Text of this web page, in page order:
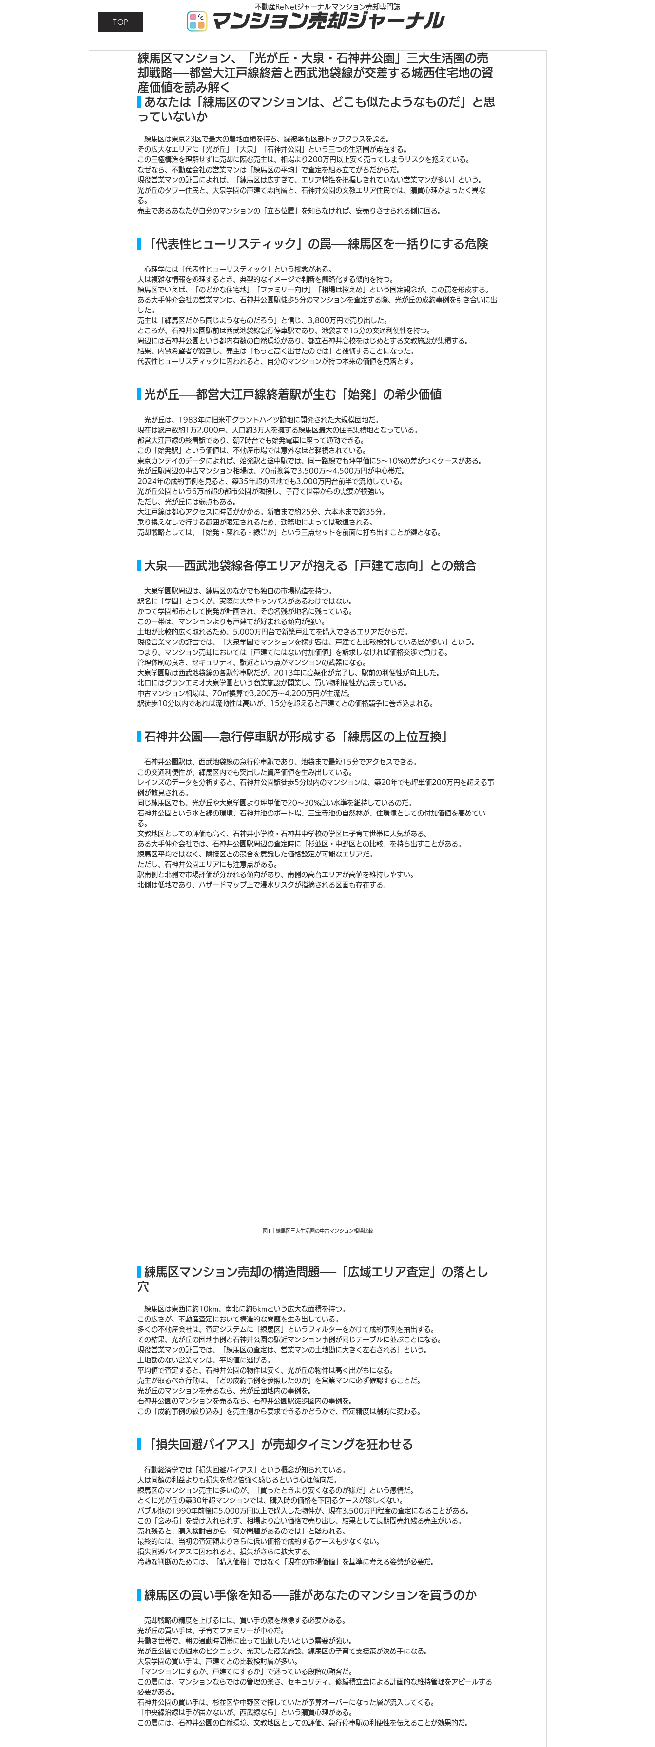
TOP マンション売却ジャーナル
不動産ReNetジャーナル マンション売却専門誌
練馬区マンション、「光が丘・大泉・石神井公園」三大生活圏の売
却戦略──都営大江戸線終着と西武池袋線が交差する城西住宅地の資
産価値を読み解く
あなたは「練馬区のマンションは、どこも似たようなものだ」と思
っていないか
練馬区は東京23区で最大の農地面積を持ち、緑被率も区部トップクラスを誇る。
その広大なエリアに「光が丘」「大泉」「石神井公園」という三つの生活圏が点在する。
この三極構造を理解せずに売却に臨む売主は、相場より200万円以上安く売ってしまうリスクを抱えている。
なぜなら、不動産会社の営業マンは「練馬区の平均」で査定を組み立てがちだからだ。
現役営業マンの証言によれば、「練馬区は広すぎて、エリア特性を把握しきれていない営業マンが多い」という。
光が丘のタワー住民と、大泉学園の戸建て志向層と、石神井公園の文教エリア住民では、購買心理がまったく異な
る。
売主であるあなたが自分のマンションの「立ち位置」を知らなければ、安売りさせられる側に回る。
「代表性ヒューリスティック」の罠──練馬区を一括りにする危険
心理学には「代表性ヒューリスティック」という概念がある。
人は複雑な情報を処理するとき、典型的なイメージで判断を簡略化する傾向を持つ。
練馬区でいえば、「のどかな住宅地」「ファミリー向け」「相場は控えめ」という固定観念が、この罠を形成する。
ある大手仲介会社の営業マンは、石神井公園駅徒歩5分のマンションを査定する際、光が丘の成約事例を引き合いに出
した。
売主は「練馬区だから同じようなものだろう」と信じ、3,800万円で売り出した。
ところが、石神井公園駅前は西武池袋線急行停車駅であり、池袋まで15分の交通利便性を持つ。
周辺には石神井公園という都内有数の自然環境があり、都立石神井高校をはじめとする文教施設が集積する。
結果、内覧希望者が殺到し、売主は「もっと高く出せたのでは」と後悔することになった。
代表性ヒューリスティックに囚われると、自分のマンションが持つ本来の価値を見落とす。
光が丘──都営大江戸線終着駅が生む「始発」の希少価値
光が丘は、1983年に旧米軍グラントハイツ跡地に開発された大規模団地だ。
現在は総戸数約1万2,000戸、人口約3万人を擁する練馬区最大の住宅集積地となっている。
都営大江戸線の終着駅であり、朝7時台でも始発電車に座って通勤できる。
この「始発駅」という価値は、不動産市場では意外なほど軽視されている。
東京カンテイのデータによれば、始発駅と途中駅では、同一路線でも坪単価に5〜10%の差がつくケースがある。
光が丘駅周辺の中古マンション相場は、70㎡換算で3,500万〜4,500万円が中心帯だ。
2024年の成約事例を見ると、築35年超の団地でも3,000万円台前半で流動している。
光が丘公園という6万㎡超の都市公園が隣接し、子育て世帯からの需要が根強い。
ただし、光が丘には弱点もある。
大江戸線は都心アクセスに時間がかかる。新宿まで約25分、六本木まで約35分。
乗り換えなしで行ける範囲が限定されるため、勤務地によっては敬遠される。
売却戦略としては、「始発・座れる・緑豊か」という三点セットを前面に打ち出すことが鍵となる。
大泉──西武池袋線各停エリアが抱える「戸建て志向」との競合
大泉学園駅周辺は、練馬区のなかでも独自の市場構造を持つ。
駅名に「学園」とつくが、実際に大学キャンパスがあるわけではない。
かつて学園都市として開発が計画され、その名残が地名に残っている。
この一帯は、マンションよりも戸建てが好まれる傾向が強い。
土地が比較的広く取れるため、5,000万円台で新築戸建てを購入できるエリアだからだ。
現役営業マンの証言では、「大泉学園でマンションを探す客は、戸建てと比較検討している層が多い」という。
つまり、マンション売却においては「戸建てにはない付加価値」を訴求しなければ価格交渉で負ける。
管理体制の良さ、セキュリティ、駅近という点がマンションの武器になる。
大泉学園駅は西武池袋線の各駅停車駅だが、2013年に高架化が完了し、駅前の利便性が向上した。
北口にはグランエミオ大泉学園という商業施設が開業し、買い物利便性が高まっている。
中古マンション相場は、70㎡換算で3,200万〜4,200万円が主流だ。
駅徒歩10分以内であれば流動性は高いが、15分を超えると戸建てとの価格競争に巻き込まれる。
石神井公園──急行停車駅が形成する「練馬区の上位互換」
石神井公園駅は、西武池袋線の急行停車駅であり、池袋まで最短15分でアクセスできる。
この交通利便性が、練馬区内でも突出した資産価値を生み出している。
レインズのデータを分析すると、石神井公園駅徒歩5分以内のマンションは、築20年でも坪単価200万円を超える事
例が散見される。
同じ練馬区でも、光が丘や大泉学園より坪単価で20〜30%高い水準を維持しているのだ。
石神井公園という水と緑の環境、石神井池のボート場、三宝寺池の自然林が、住環境としての付加価値を高めてい
る。
文教地区としての評価も高く、石神井小学校・石神井中学校の学区は子育て世帯に人気がある。
ある大手仲介会社では、石神井公園駅周辺の査定時に「杉並区・中野区との比較」を持ち出すことがある。
練馬区平均ではなく、隣接区との競合を意識した価格設定が可能なエリアだ。
ただし、石神井公園エリアにも注意点がある。
駅南側と北側で市場評価が分かれる傾向があり、南側の高台エリアが高値を維持しやすい。
北側は低地であり、ハザードマップ上で浸水リスクが指摘される区画も存在する。
図1｜練馬区三大生活圏の中古マンション相場比較
練馬区マンション売却の構造問題──「広域エリア査定」の落とし
穴
練馬区は東西に約10km、南北に約6kmという広大な面積を持つ。
この広さが、不動産査定において構造的な問題を生み出している。
多くの不動産会社は、査定システムに「練馬区」というフィルターをかけて成約事例を抽出する。
その結果、光が丘の団地事例と石神井公園の駅近マンション事例が同じテーブルに並ぶことになる。
現役営業マンの証言では、「練馬区の査定は、営業マンの土地勘に大きく左右される」という。
土地勘のない営業マンは、平均値に逃げる。
平均値で査定すると、石神井公園の物件は安く、光が丘の物件は高く出がちになる。
売主が取るべき行動は、「どの成約事例を参照したのか」を営業マンに必ず確認することだ。
光が丘のマンションを売るなら、光が丘団地内の事例を。
石神井公園のマンションを売るなら、石神井公園駅徒歩圏内の事例を。
この「成約事例の絞り込み」を売主側から要求できるかどうかで、査定精度は劇的に変わる。
「損失回避バイアス」が売却タイミングを狂わせる
行動経済学では「損失回避バイアス」という概念が知られている。
人は同額の利益よりも損失を約2倍強く感じるという心理傾向だ。
練馬区のマンション売主に多いのが、「買ったときより安くなるのが嫌だ」という感情だ。
とくに光が丘の築30年超マンションでは、購入時の価格を下回るケースが珍しくない。
バブル期の1990年前後に5,000万円以上で購入した物件が、現在3,500万円程度の査定になることがある。
この「含み損」を受け入れられず、相場より高い価格で売り出し、結果として長期間売れ残る売主がいる。
売れ残ると、購入検討者から「何か問題があるのでは」と疑われる。
最終的には、当初の査定額よりさらに低い価格で成約するケースも少なくない。
損失回避バイアスに囚われると、損失がさらに拡大する。
冷静な判断のためには、「購入価格」ではなく「現在の市場価値」を基準に考える姿勢が必要だ。
練馬区の買い手像を知る──誰があなたのマンションを買うのか
売却戦略の精度を上げるには、買い手の顔を想像する必要がある。
光が丘の買い手は、子育てファミリーが中心だ。
共働き世帯で、朝の通勤時間帯に座って出勤したいという需要が強い。
光が丘公園での週末のピクニック、充実した商業施設、練馬区の子育て支援策が決め手になる。
大泉学園の買い手は、戸建てとの比較検討層が多い。
「マンションにするか、戸建てにするか」で迷っている段階の顧客だ。
この層には、マンションならではの管理の楽さ、セキュリティ、修繕積立金による計画的な維持管理をアピールする
必要がある。
石神井公園の買い手は、杉並区や中野区で探していたが予算オーバーになった層が流入してくる。
「中央線沿線は手が届かないが、西武線なら」という購買心理がある。
この層には、石神井公園の自然環境、文教地区としての評価、急行停車駅の利便性を伝えることが効果的だ。